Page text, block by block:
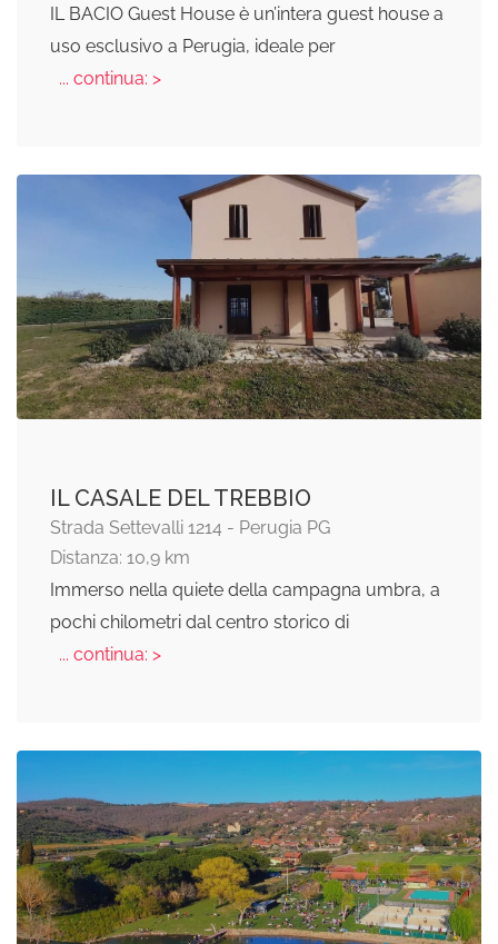
IL BACIO Guest House è un’intera guest house a
uso esclusivo a Perugia, ideale per
... continua: >
IL CASALE DEL TREBBIO
Strada Settevalli 1214 - Perugia PG
Distanza: 10,9 km
Immerso nella quiete della campagna umbra, a
pochi chilometri dal centro storico di
... continua: >